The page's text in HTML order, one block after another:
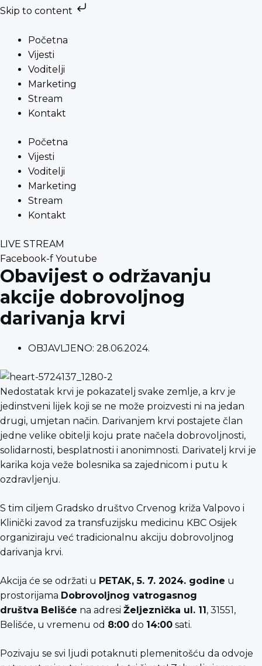
Skip to content
sadržaj
Početna
Vijesti
Voditelji
Marketing
Stream
Kontakt
Početna
Vijesti
Voditelji
Marketing
Stream
Kontakt
LIVE STREAM
Facebook-f Youtube
Obavijest o održavanju
akcije dobrovoljnog
darivanja krvi
OBJAVLJENO: 28.06.2024.
Nedostatak krvi je pokazatelj svake zemlje, a krv je
jedinstveni lijek koji se ne može proizvesti ni na jedan
drugi, umjetan način. Darivanjem krvi postajete član
jedne velike obitelji koju prate načela dobrovoljnosti,
solidarnosti, besplatnosti i anonimnosti. Darivatelj krvi je
karika koja veže bolesnika sa zajednicom i putu k
ozdravljenju.
S tim ciljem Gradsko društvo Crvenog križa Valpovo i
Klinički zavod za transfuzijsku medicinu KBC Osijek
organiziraju već tradicionalnu akciju dobrovoljnog
darivanja krvi.
Akcija će se održati u PETAK, 5. 7. 2024. godine u
prostorijama Dobrovoljnog vatrogasnog
društva Belišće na adresi Željeznička ul. 11, 31551,
Belišće, u vremenu od 8:00 do 14:00 sati.
Pozivaju se svi ljudi potaknuti plemenitošću da odvoje